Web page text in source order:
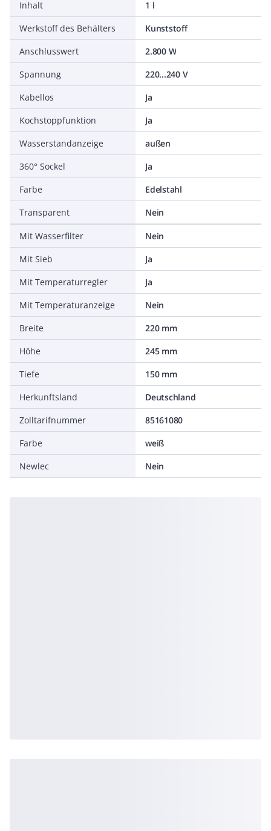
Inhalt
1 l
Werkstoff des Behälters
Kunststoff
Anschlusswert
2.800 W
Spannung
220...240 V
Kabellos
Ja
Kochstoppfunktion
Ja
Wasserstandanzeige
außen
360° Sockel
Ja
Farbe
Edelstahl
Transparent
Nein
Mit Wasserfilter
Nein
Mit Sieb
Ja
Mit Temperaturregler
Ja
Mit Temperaturanzeige
Nein
Breite
220 mm
Höhe
245 mm
Tiefe
150 mm
Herkunftsland
Deutschland
Zolltarifnummer
85161080
Farbe
weiß
Newlec
Nein